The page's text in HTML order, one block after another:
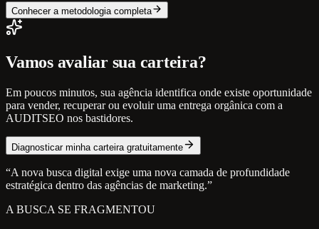
Conhecer a metodologia completa
Vamos avaliar sua carteira?
Em poucos minutos, sua agência identifica onde existe oportunidade
para vender, recuperar ou evoluir uma entrega orgânica com a
AUDITSEO nos bastidores.
Diagnosticar minha carteira gratuitamente
“A nova busca digital exige uma nova camada de profundidade
estratégica dentro das agências de marketing.”
A BUSCA SE FRAGMENTOU